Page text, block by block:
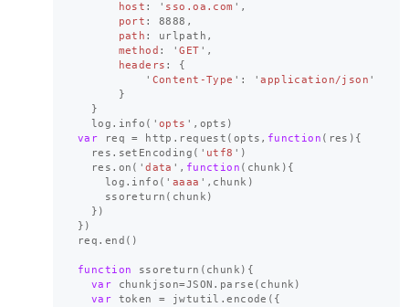
host : ' sso.oa.com ' ,
port : 8888 ,
path : urlpath ,
method : 'GET ' ,
headers :
{
' Content-Type ' : 'application/json '
}
}
log . info ( 'opts ' , opts )
var
req = http . request ( opts , function ( res ){
res . setEncoding ( ' utf8 ' )
res . on ( 'data ' , function ( chunk ){
log . info ( ' aaaa ' , chunk )
ssoreturn ( chunk )
})
})
req . end ()
function ssoreturn ( chunk ){
var
chunkjson=JSON . parse ( chunk )
var
token = jwtutil .encode ({